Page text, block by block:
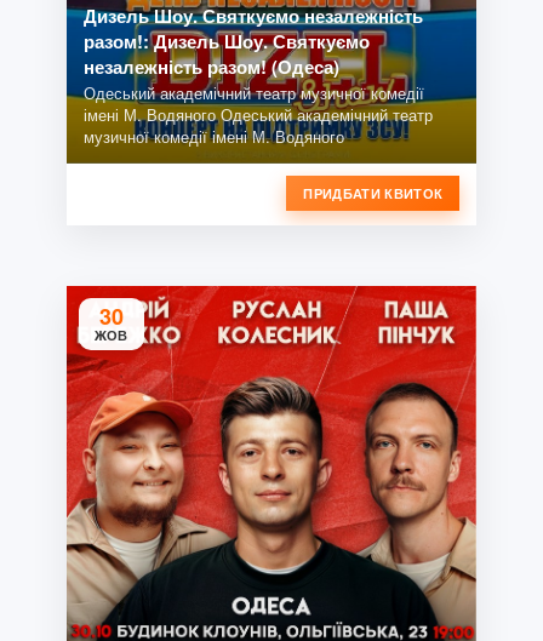
Дизель Шоу. Святкуємо незалежність
разом!: Дизель Шоу. Святкуємо
незалежність разом! (Одеса)
Одеський академічний театр музичної комедії
імені М. Водяного Одеський академічний театр
музичної комедії імені М. Водяного
ПРИДБАТИ КВИТОК
30
ЖОВ